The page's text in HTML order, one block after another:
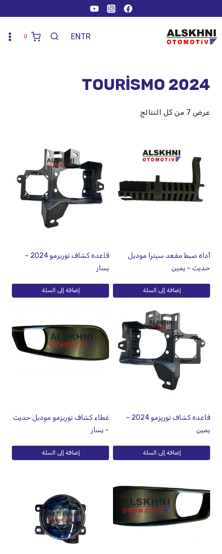
TR
EN
0
TOURİSMO 2024
عرض ⁦7⁩ من كل النتائج
أداة ضبط مقعد سيترا موديل
حديث – يمين
إضافة إلى السلة
قاعدة كشاف توريزمو 2024 –
يسار
إضافة إلى السلة
قاعدة كشاف توريزمو 2024 –
يمين
إضافة إلى السلة
غطاء كشاف توريزمو موديل حديث
– يسار
إضافة إلى السلة